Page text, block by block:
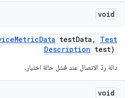
void
MetricData testData ,
Test
Description test)
دالة ردّ الاتصال عند فشل حالة اختبار.
void